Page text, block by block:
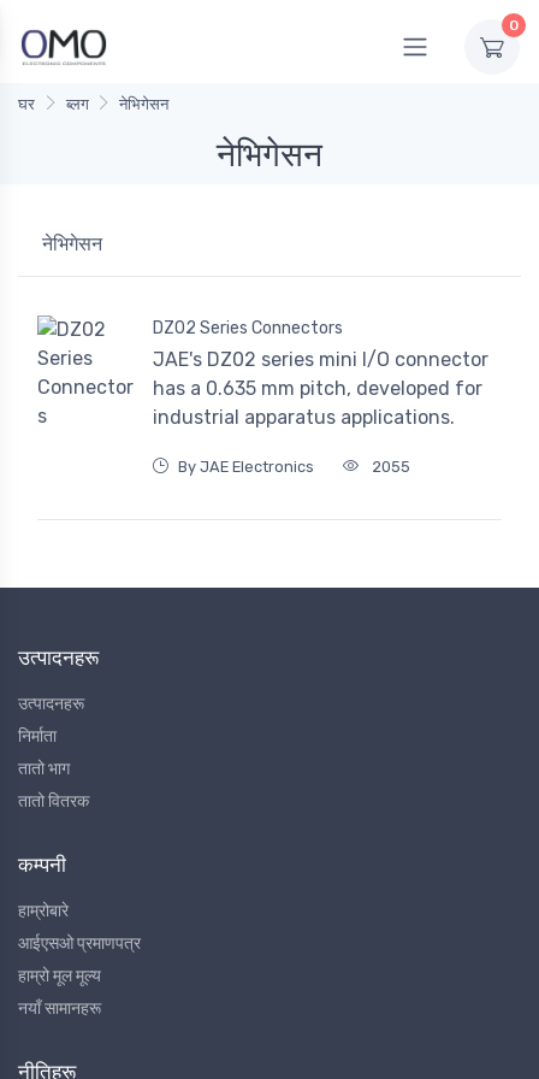
0
घर ब्लग नेभिगेसन
नेभिगेसन
नेभिगेसन
DZ02 Series Connectors
JAE's DZ02 series mini I/O connector
has a 0.635 mm pitch, developed for
industrial apparatus applications.
By JAE Electronics 2055
उत्पादनहरू
उत्पादनहरू
निर्माता
तातो भाग
तातो वितरक
कम्पनी
हाम्रोबारे
आईएसओ प्रमाणपत्र
हाम्रो मूल मूल्य
नयाँ सामानहरू
नीतिहरू